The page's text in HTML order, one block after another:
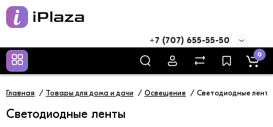
+7 (707) 655-55-50
0
Главная Товары для дома и дачи Освещение Светодиодные ленты
Светодиодные ленты